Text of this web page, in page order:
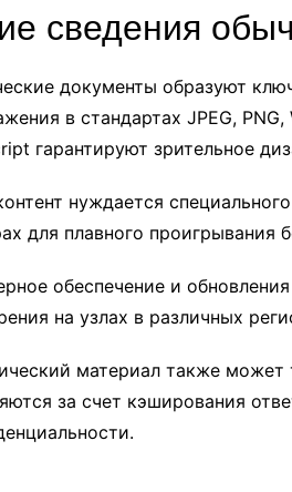
сведения
документы образуют
в стандартах JPEG,
гарантируют зрительное
нуждается
для плавного проигрывания
обеспечение и
на узлах в различных
материал также может
за счет кэширования